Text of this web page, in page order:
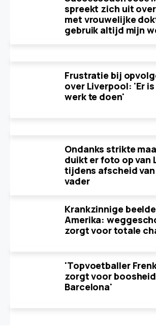
spreekt zich uit
met vrouwelijke
gebruik altijd mijn
Frustratie bij
over Liverpool: 'Er
werk te doen'
Ondanks strikte
duikt er foto op van
tijdens afscheid
vader
Krankzinnige
Amerika:
zorgt voor totale
'Topvoetballer
zorgt voor
Barcelona'